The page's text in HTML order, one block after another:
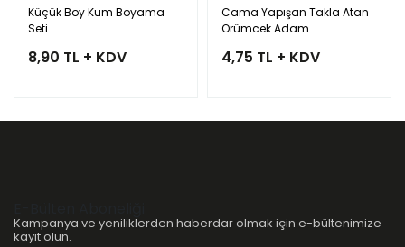
Küçük Boy Kum Boyama
Seti
8,90 TL + KDV
Cama Yapışan Takla Atan
Örümcek Adam
4,75 TL + KDV
Kampanya ve yeniliklerden haberdar olmak için e-bültenimize
kayıt olun.